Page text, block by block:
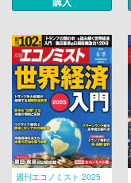
購入
週刊エコノミスト 2025